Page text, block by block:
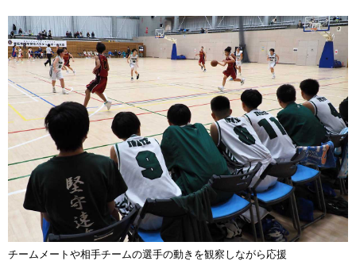
チームメートや相手チームの選手の動きを観察しながら応援